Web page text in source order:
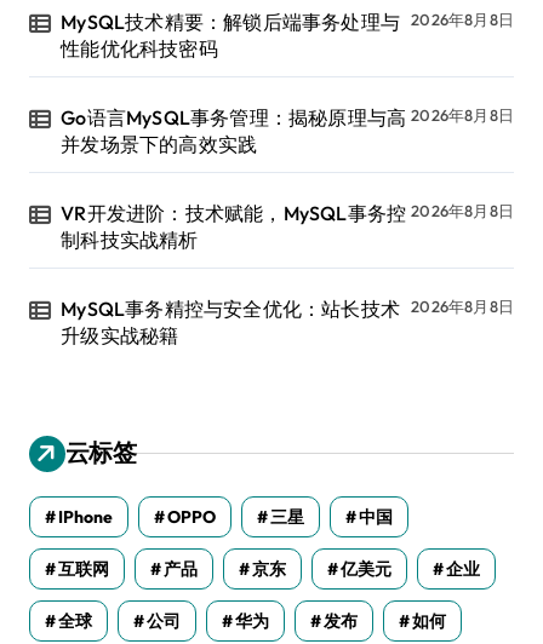
MySQL技术精要：解锁后端事务处理与
性能优化科技密码
2026年8月8日
Go语言MySQL事务管理：揭秘原理与高
并发场景下的高效实践
2026年8月8日
VR开发进阶：技术赋能，MySQL事务控
制科技实战精析
2026年8月8日
MySQL事务精控与安全优化：站长技术
升级实战秘籍
2026年8月8日
云标签
IPhone OPPO 三星 中国
互联网 产品 京东 亿美元 企业
全球 公司 华为 发布 如何